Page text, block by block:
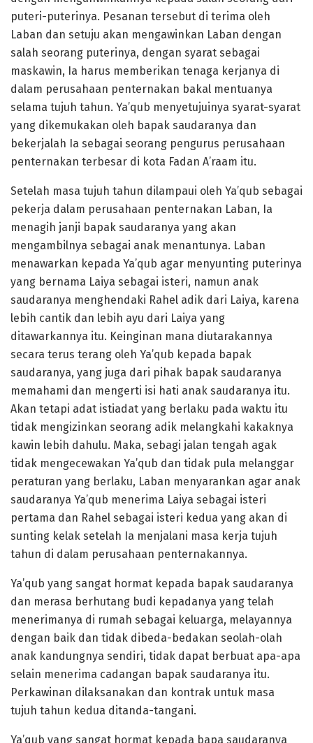
puteri-puterinya. Pesanan tersebut di terima oleh
Laban dan setuju akan mengawinkan Laban dengan
salah seorang puterinya, dengan syarat sebagai
maskawin, Ia harus memberikan tenaga kerjanya di
dalam perusahaan penternakan bakal mentuanya
selama tujuh tahun. Ya’qub menyetujuinya syarat-syarat
yang dikemukakan oleh bapak saudaranya dan
bekerjalah Ia sebagai seorang pengurus perusahaan
penternakan terbesar di kota Fadan A’raam itu.
Setelah masa tujuh tahun dilampaui oleh Ya’qub sebagai
pekerja dalam perusahaan penternakan Laban, Ia
menagih janji bapak saudaranya yang akan
mengambilnya sebagai anak menantunya. Laban
menawarkan kepada Ya’qub agar menyunting puterinya
yang bernama Laiya sebagai isteri, namun anak
saudaranya menghendaki Rahel adik dari Laiya, karena
lebih cantik dan lebih ayu dari Laiya yang
ditawarkannya itu. Keinginan mana diutarakannya
secara terus terang oleh Ya’qub kepada bapak
saudaranya, yang juga dari pihak bapak saudaranya
memahami dan mengerti isi hati anak saudaranya itu.
Akan tetapi adat istiadat yang berlaku pada waktu itu
tidak mengizinkan seorang adik melangkahi kakaknya
kawin lebih dahulu. Maka, sebagi jalan tengah agak
tidak mengecewakan Ya’qub dan tidak pula melanggar
peraturan yang berlaku, Laban menyarankan agar anak
saudaranya Ya’qub menerima Laiya sebagai isteri
pertama dan Rahel sebagai isteri kedua yang akan di
sunting kelak setelah Ia menjalani masa kerja tujuh
tahun di dalam perusahaan penternakannya.
Ya’qub yang sangat hormat kepada bapak saudaranya
dan merasa berhutang budi kepadanya yang telah
menerimanya di rumah sebagai keluarga, melayannya
dengan baik dan tidak dibeda-bedakan seolah-olah
anak kandungnya sendiri, tidak dapat berbuat apa-apa
selain menerima cadangan bapak saudaranya itu.
Perkawinan dilaksanakan dan kontrak untuk masa
tujuh tahun kedua ditanda-tangani.
Ya’qub yang sangat hormat kepada bapa saudaranya